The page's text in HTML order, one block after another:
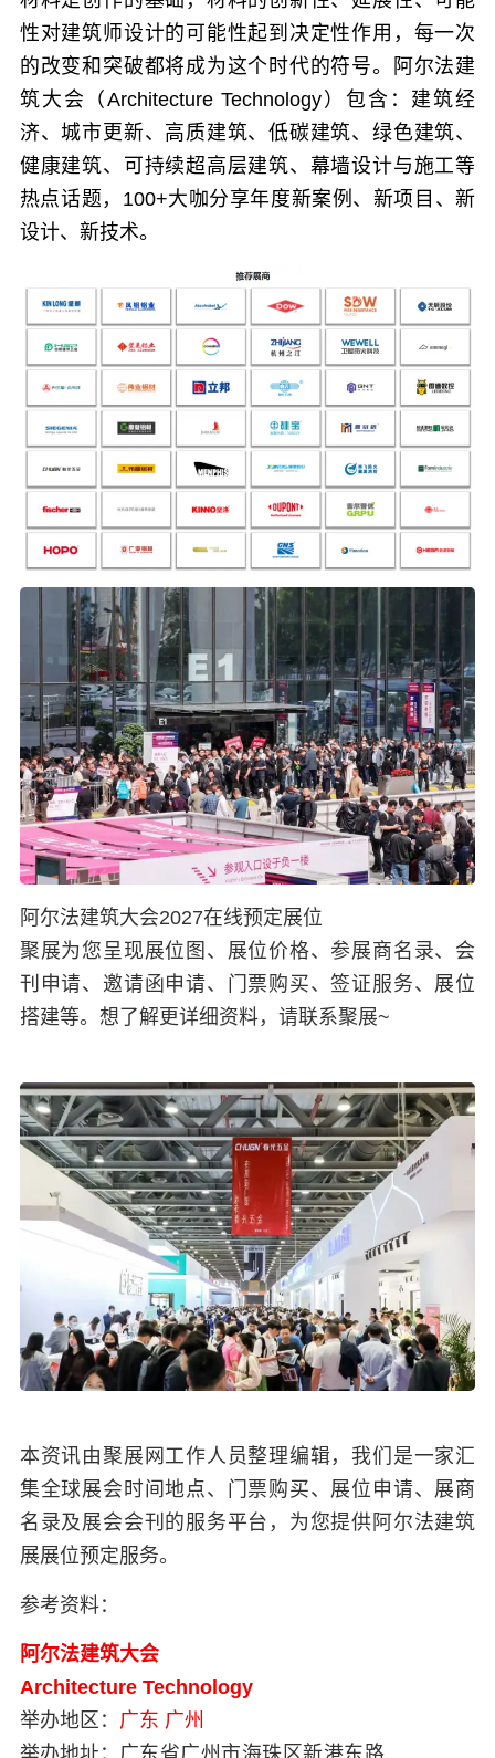
性对建筑师设计的可能性起到决定性作用，每一次
的改变和突破都将成为这个时代的符号。
阿尔法建
筑大会
（Architecture Technology）包含：建筑经
济、城市更新、高质建筑、低碳建筑、绿色建筑、
健康建筑、可持续超高层建筑、幕墙设计与施工等
热点话题，100+大咖分享年度新案例、新项目、新
设计、新技术。
阿尔法建筑大会2027在线预定展位
聚展为您呈现展位图、展位价格、参展商名录、会
刊申请、邀请函申请、门票购买、签证服务、展位
搭建等。想了解更详细资料，请联系聚展~
本资讯由聚展网工作人员整理编辑，我们是一家汇
集全球展会时间地点、门票购买、展位申请、展商
名录及展会会刊的服务平台，为您提供阿尔法建筑
展展位预定服务。
参考资料：
阿尔法建筑大会
Architecture Technology
举办地区： 广东 广州